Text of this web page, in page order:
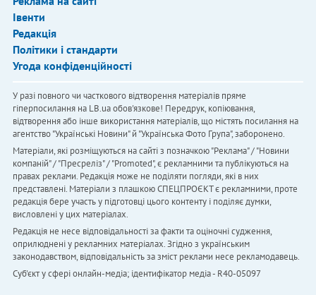
Івенти
Редакція
Політики і стандарти
Угода конфіденційності
У разі повного чи часткового відтворення матеріалів пряме
гіперпосилання на LB.ua обов'язкове! Передрук, копіювання,
відтворення або інше використання матеріалів, що містять посилання на
агентство "Українськi Новини" й "Українська Фото Група", заборонено.
Матеріали, які розміщуються на сайті з позначкою "Реклама" / "Новини
компаній" / "Пресреліз" / "Promoted", є рекламними та публікуються на
правах реклами. Редакція може не поділяти погляди, які в них
представлені. Матеріали з плашкою СПЕЦПРОЄКТ є рекламними, проте
редакція бере участь у підготовці цього контенту і поділяє думки,
висловлені у цих матеріалах.
Редакція не несе відповідальності за факти та оціночні судження,
оприлюднені у рекламних матеріалах. Згідно з українським
законодавством, відповідальність за зміст реклами несе рекламодавець.
Cуб'єкт у сфері онлайн-медіа; ідентифікатор медіа - R40-05097